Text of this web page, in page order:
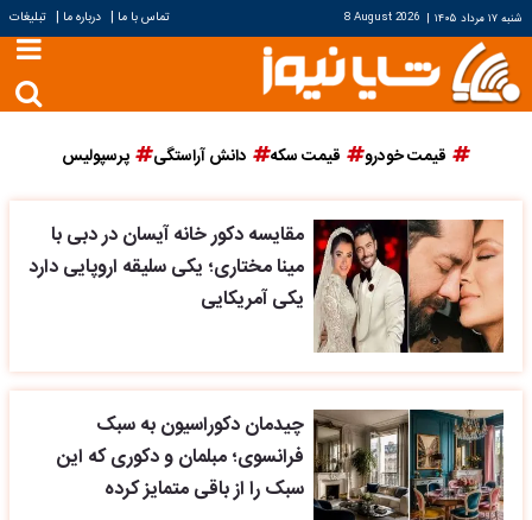
شنبه ۱۷ مرداد ۱۴۰۵ |
8 August 2026 تماس با ما | درباره ما | تبلیغات
قیمت خودرو قیمت سکه دانش آراستگی پرسپولیس
مقایسه دکور خانه آیسان در دبی با
مینا مختاری؛ یکی سلیقه اروپایی دارد
یکی آمریکایی
چیدمان دکوراسیون به سبک
فرانسوی؛ مبلمان و دکوری که این
سبک را از باقی متمایز کرده